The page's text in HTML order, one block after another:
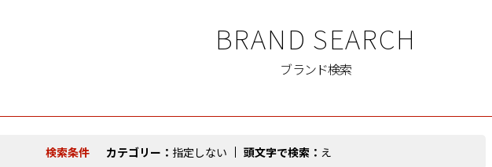
BRAND SEARCH
ブランド検索
検索条件 カテゴリー： 指定しない 頭文字で検索： え